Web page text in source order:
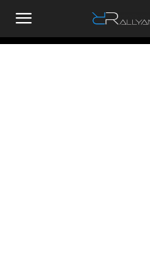
RallyandRaces.com